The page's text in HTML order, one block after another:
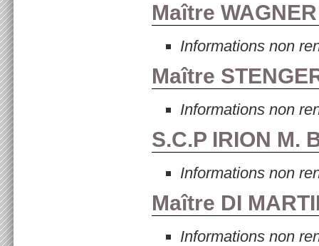
Maître
Informations non
Maître
Informations non
S.C.P IRION M.
Informations non
Maître DI
Informations non